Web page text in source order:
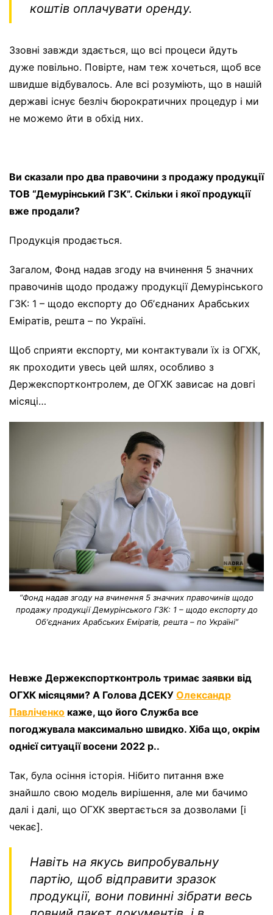
коштів оплачувати оренду.
Ззовні завжди здається, що всі процеси йдуть
дуже повільно. Повірте, нам теж хочеться, щоб все
швидше відбувалось. Але всі розуміють, що в нашій
державі існує безліч бюрократичних процедур і ми
не можемо йти в обхід них.
Ви сказали про два правочини з продажу продукції
ТОВ “Демурінський ГЗК”. Скільки і якої продукції
вже продали?
Продукція продається.
Загалом, Фонд надав згоду на вчинення 5 значних
правочинів щодо продажу продукції Демурінського
ГЗК: 1 – щодо експорту до Обʼєднаних Арабських
Еміратів, решта – по Україні.
Щоб сприяти експорту, ми контактували їх із ОГХК,
як проходити увесь цей шлях, особливо з
Держекспортконтролем, де ОГХК зависає на довгі
місяці…
“Фонд надав згоду на вчинення 5 значних правочинів щодо
продажу продукції Демурінського ГЗК: 1 – щодо експорту до
Обʼєднаних Арабських Еміратів, решта – по Україні”
Невже Держекспортконтроль тримає заявки від
ОГХК місяцями? А Голова ДСЕКУ Олександр
Павліченко каже, що його Служба все
погоджувала максимально швидко. Хіба що, окрім
однієї ситуації восени 2022 р..
Так, була осіння історія. Нібито питання вже
знайшло свою модель вирішення, але ми бачимо
далі і далі, що ОГХК звертається за дозволами [і
чекає].
Навіть на якусь випробувальну
партію, щоб відправити зразок
продукції, вони повинні зібрати весь